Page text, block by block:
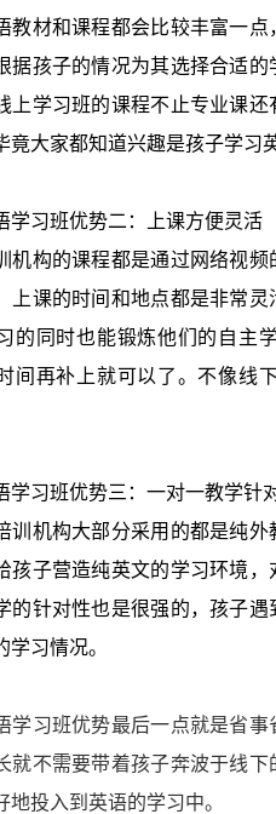
教材和课程都会比较丰富一
据孩子的情况为其选择合适
上学习班的课程不止专业课
竟大家都知道兴趣是孩子学习
学习班优势二：上课方便灵活
机构的课程都是通过网络视
上课的时间和地点都是非常
的同时也能锻炼他们的自主
间再补上就可以了。不像线
学习班优势三：一对一教学针
训机构大部分采用的都是纯
孩子营造纯英文的学习环境
的针对性也是很强的，孩子
学习情况。
学习班优势最后一点就是省
就不需要带着孩子奔波于线下
地投入到英语的学习中。